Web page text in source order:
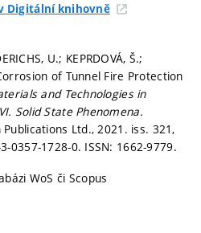
Digitální knihovně
U.; KEPRDOVÁ, Š.;
of Tunnel Fire Protection
and Technologies in
Solid State Phenomena.
Ltd., 2021. iss. 321,
0357-1728-0. ISSN: 1662-9779.
WoS či Scopus